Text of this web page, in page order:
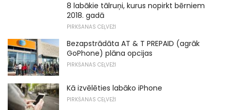
8 labākie tālruņi, kurus nopirkt bērniem
2018. gadā
PIRKŠANAS CEĻVEŽI
Bezapstrādāta AT & T PREPAID (agrāk
GoPhone) plāna opcijas
PIRKŠANAS CEĻVEŽI
Kā izvēlēties labāko iPhone
PIRKŠANAS CEĻVEŽI